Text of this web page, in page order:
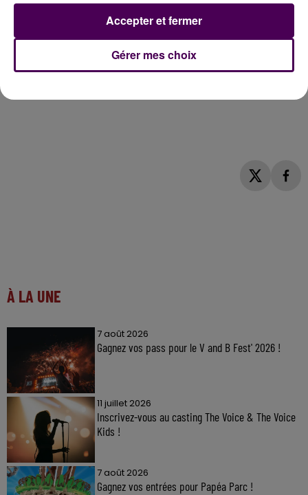
À LA UNE
7 août 2026
Gagnez vos pass pour le V and B Fest' 2026 !
11 juillet 2026
Inscrivez-vous au casting The Voice & The Voice
Kids !
7 août 2026
Gagnez vos entrées pour Papéa Parc !
Gérer mes choix
Accepter et fermer